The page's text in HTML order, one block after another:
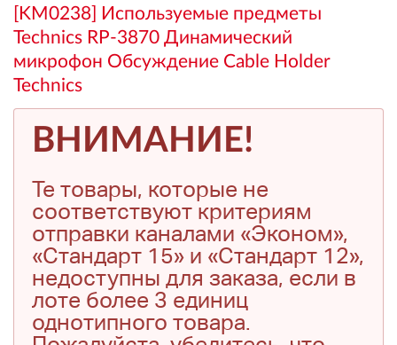
[KM0238] Используемые предметы
Technics RP-3870 Динамический
микрофон Обсуждение Cable Holder
Technics
ВНИМАНИЕ!
Те товары, которые не
соответствуют критериям
отправки каналами «Эконом»,
«Стандарт 15» и «Стандарт 12»,
недоступны для заказа, если в
лоте более 3 единиц
однотипного товара.